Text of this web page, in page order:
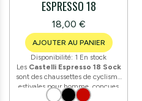
ESPRESSO 18
18,00 €
AJOUTER AU PANIER
Disponibilité: 1 En stock
Les Castelli Espresso 18 Sock
sont des chaussettes de cyclisme
estivales pour homme, conçues
pour compléter les tenues de la